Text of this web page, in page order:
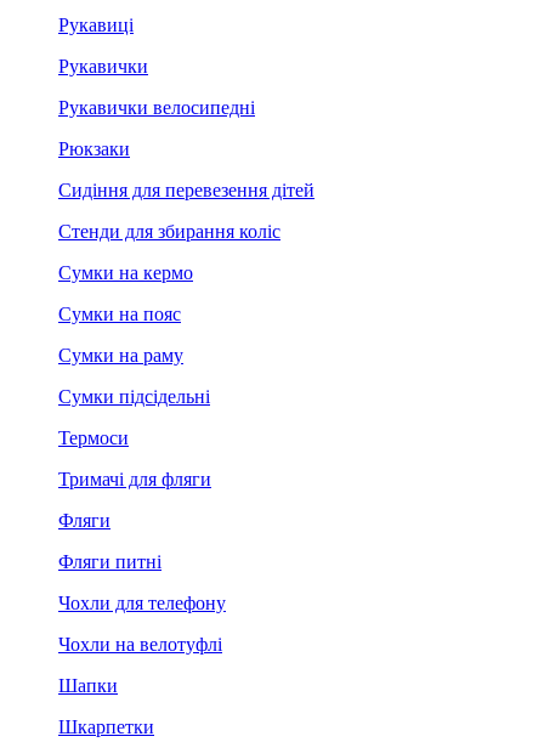
Рукавиці
Рукавички
Рукавички велосипедні
Рюкзаки
Сидіння для перевезення дітей
Стенди для збирання коліс
Сумки на кермо
Сумки на пояс
Сумки на раму
Сумки підсідельні
Термоси
Тримачі для фляги
Фляги
Фляги питні
Чохли для телефону
Чохли на велотуфлі
Шапки
Шкарпетки